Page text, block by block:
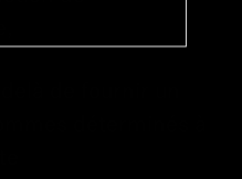
de fournir un
déterminés à